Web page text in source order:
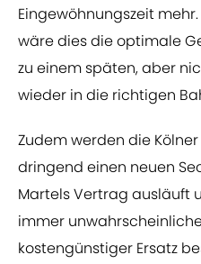
Eingewöhnungszeit
wäre dies die optimale
zu einem späten, aber
wieder in die richtigen
Zudem werden die
dringend einen neuen
Martels Vertrag ausläuft
immer
kostengünstiger Ersatz